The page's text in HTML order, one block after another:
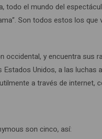
el mundo del
Son todos estos los
y encuentra
Unidos, a las
a través de internet,
son cinco, así: